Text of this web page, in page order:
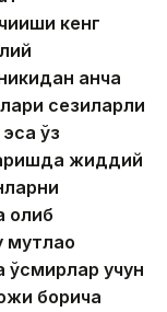
кенг
анча
сезиларли
ўз
жиддий
олиб
ўсмирлар учун
борича